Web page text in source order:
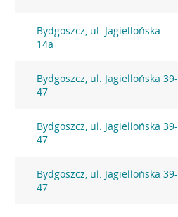
Bydgoszcz, ul. Jagiellońska
14a
Bydgoszcz, ul. Jagiellońska 39-
47
Bydgoszcz, ul. Jagiellońska 39-
47
Bydgoszcz, ul. Jagiellońska 39-
47